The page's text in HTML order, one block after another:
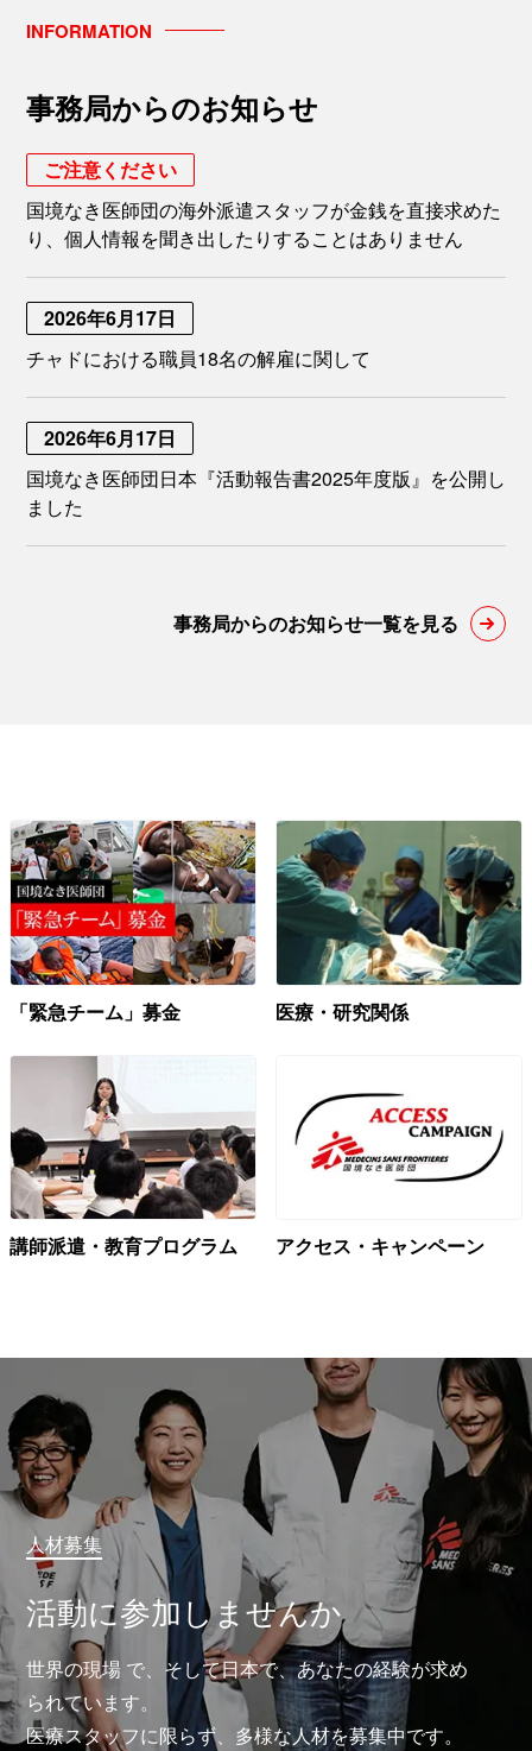
INFORMATION
事務局からのお知らせ
ご注意ください
国境なき医師団の海外派遣スタッフが金銭を直接求めた
り、個人情報を聞き出したりすることはありません
2026年6月17日
チャドにおける職員18名の解雇に関して
2026年6月17日
国境なき医師団日本『活動報告書2025年度版』を公開し
ました
事務局からのお知らせ一覧を見る
「緊急チーム」募金 医療・研究関係
講師派遣・教育プログラム アクセス・キャンペーン
人材募集
活動に参加しませんか
世界の現場 で、そして日本で、あなたの経験が求め
られています。
医療スタッフに限らず、多様な人材を募集中です。